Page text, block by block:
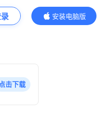
安装电脑版
内容更精彩
击下载